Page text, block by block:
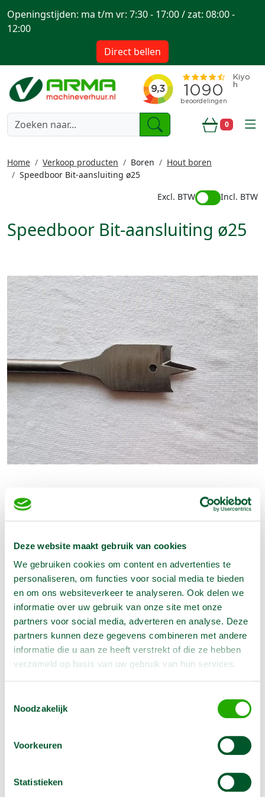
Deze website maakt gebruik van cookies
We gebruiken cookies om content en advertenties te
personaliseren, om functies voor social media te bieden
en om ons websiteverkeer te analyseren. Ook delen we
informatie over uw gebruik van onze site met onze
partners voor social media, adverteren en analyse. Deze
partners kunnen deze gegevens combineren met andere
informatie die u aan ze heeft verstrekt of die ze hebben
verzameld op basis van uw gebruik van hun services.
Noodzakelijk
Voorkeuren
Statistieken
0
Openingstijden: ma t/m vr: 7:30 - 17:00 / zat: 08:00 -
12:00
Direct bellen
Home Verkoop producten Boren
Hout boren
Speedboor Bit-aansluiting ø25
Excl. BTW
Incl. BTW
Speedboor Bit-aansluiting ø25
6,16
Aantal:
In Winkelwagen
Geen klantenkaart wél korting
Weekend = 1 huurdag
Bezorg-ophaal service
Producteigenschappen
Artikelnummer